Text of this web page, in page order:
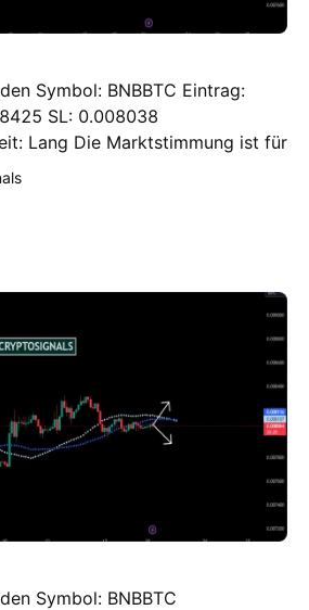
Symbol: BNBBTC Eintrag:
SL: 0.008038
Lang Die Marktstimmung ist für
Die bevorstehenden
auf die Preisentwicklung
Symbol: BNBBTC